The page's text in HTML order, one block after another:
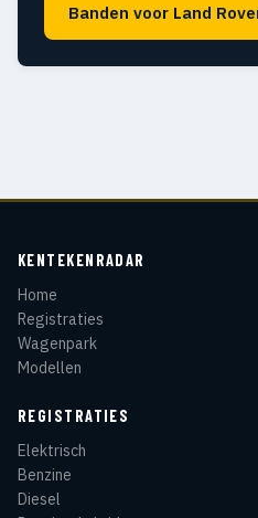
Banden voor Land
KENTEKENRADAR
Home
Registraties
Wagenpark
Modellen
REGISTRATIES
Elektrisch
Benzine
Diesel